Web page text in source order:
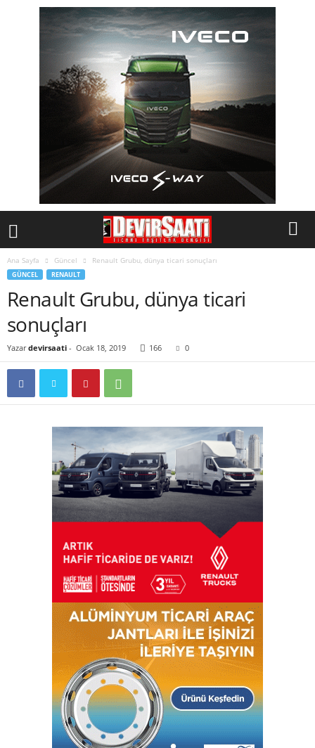
Ana Sayfa Güncel Renault Grubu, dünya ticari sonuçları
GÜNCEL RENAULT
Renault Grubu, dünya ticari
sonuçları
Yazar devirsaati - Ocak 18, 2019 166 0